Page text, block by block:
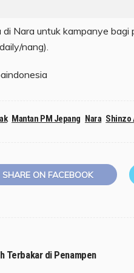
di Nara untuk kampanye
nang).
Mantan PM Jepang Nara Shinzo
SHARE ON FACEBOOK
Terbakar di Penampen